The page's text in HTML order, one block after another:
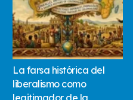
La farsa histórica del
liberalismo como
legitimador de la